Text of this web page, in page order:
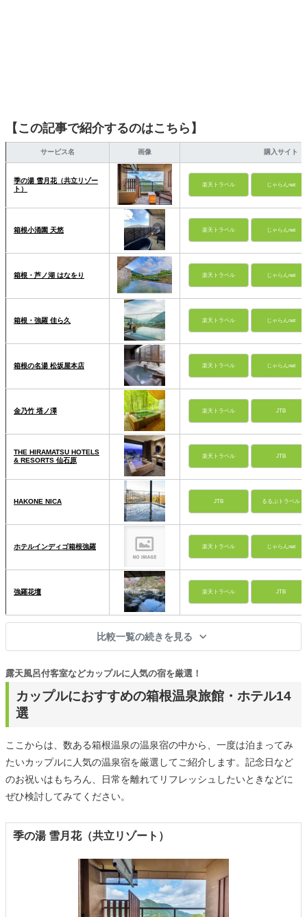
【この記事で紹介するのはこちら】
サービス名 画像 購入サイト
季の湯 雪月花（共立リゾー
ト）
楽天トラベル じゃらんnet
箱根小涌園 天悠 楽天トラベル じゃらんnet
箱根・芦ノ湖 はなをり 楽天トラベル じゃらんnet
箱根・強羅 佳ら久 楽天トラベル じゃらんnet
箱根の名湯 松坂屋本店 楽天トラベル じゃらんnet
金乃竹 塔ノ澤 楽天トラベル JTB
THE HIRAMATSU HOTELS
& RESORTS 仙石原
楽天トラベル JTB
HAKONE NICA JTB るるぶトラベル
ホテルインディゴ箱根強羅 楽天トラベル じゃらんnet
強羅花壇 楽天トラベル JTB
比較一覧の続きを見る
カップルにおすすめの箱根温泉旅館・ホテル14
選
露天風呂付客室などカップルに人気の宿を厳選！
ここからは、数ある箱根温泉の温泉宿の中から、一度は泊まってみ
たいカップルに人気の温泉宿を厳選してご紹介します。記念日など
のお祝いはもちろん、日常を離れてリフレッシュしたいときなどに
ぜひ検討してみてください。
季の湯 雪月花（共立リゾート）